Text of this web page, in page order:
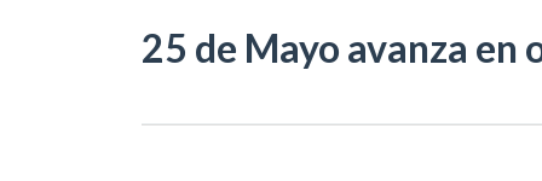
25 de Mayo avanza